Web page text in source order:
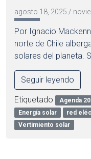
agosto 18, 2025 /
Por Ignacio
norte de Chile
solares del planeta.
Seguir leyendo
Etiquetado Agenda
Energía solar
red
Vertimiento solar